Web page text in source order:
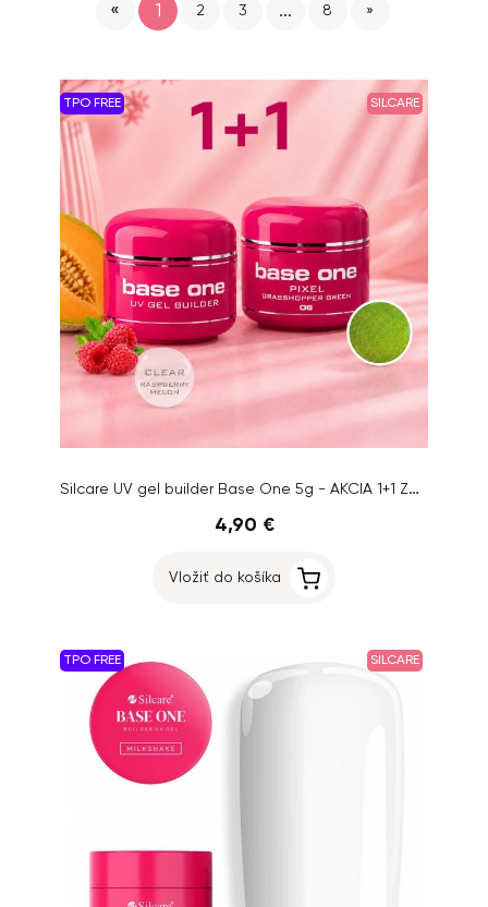
« 1 2 3 ... 8 »
TPO FREE SILCARE
Silcare UV gel builder Base One 5g - AKCIA 1+1 ZADARMO
4,90 €
Vložiť do košíka
TPO FREE SILCARE